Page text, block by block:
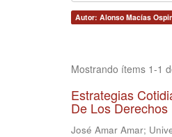
Autor: Alonso Macías
Mostrando ítems 1-1
Estrategias
De Los
José Amar Amar;